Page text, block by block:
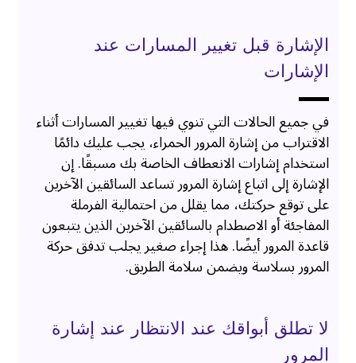
الإشارة قبل تغيير المسارات عند
الإشارات
في جميع الحالات التي تنوي فيها تغيير المسارات أثناء
الاقتراب من إشارة المرور الحمراء، يجب عليك دائمًا
استخدام إشارات الانعطاف الخاصة بك مسبقًا. إن
الإشارة إلى اتباع إشارة المرور تساعد السائقين الآخرين
على توقع حركتك، مما يقلل من احتمالية الفرملة
المفاجئة أو الاصطدام بالسائقين الآخرين الذين يتبعون
قاعدة المرور أيضًا. هذا إجراء صغير يجلب تدفق حركة
المرور بسلاسة ويضمن سلامة الطريق.
لا تطلق أبواقك عند الانتظار عند إشارة
المرور